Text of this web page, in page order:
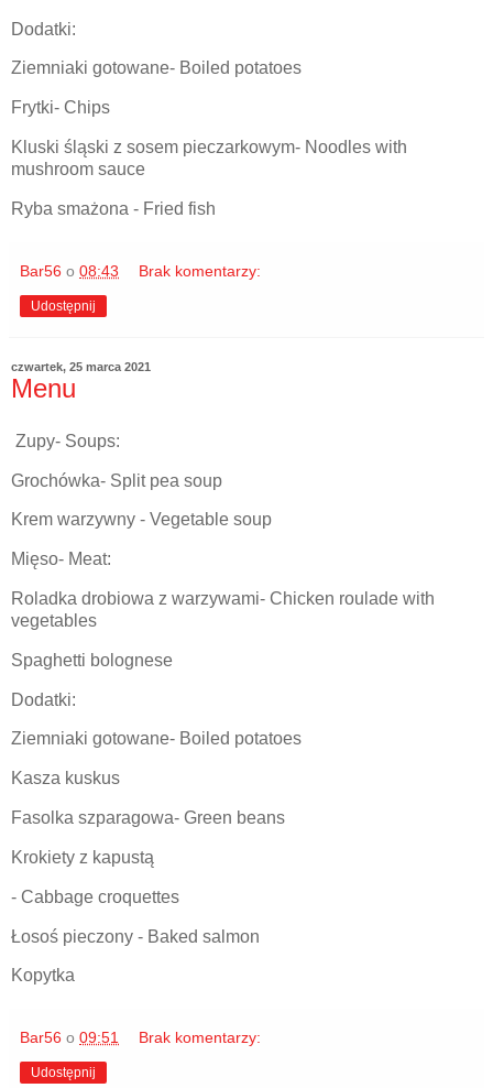
Dodatki:
Ziemniaki gotowane- Boiled potatoes
Frytki- Chips
Kluski śląski z sosem pieczarkowym- Noodles with
mushroom sauce
Ryba smażona - Fried fish
Bar56 o 08:43 Brak komentarzy:
Udostępnij
czwartek, 25 marca 2021
Menu
Zupy- Soups:
Grochówka- Split pea soup
Krem warzywny - Vegetable soup
Mięso- Meat:
Roladka drobiowa z warzywami- Chicken roulade with
vegetables
Spaghetti bolognese
Dodatki:
Ziemniaki gotowane- Boiled potatoes
Kasza kuskus
Fasolka szparagowa- Green beans
Krokiety z kapustą
- Cabbage croquettes
Łosoś pieczony - Baked salmon
Kopytka
Bar56 o 09:51 Brak komentarzy:
Udostępnij